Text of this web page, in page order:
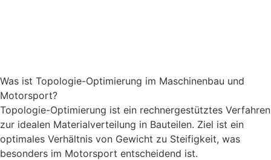
Was ist Topologie-Optimierung im Maschinenbau und
Motorsport?
Topologie-Optimierung ist ein rechnergestütztes Verfahren
zur idealen Materialverteilung in Bauteilen. Ziel ist ein
optimales Verhältnis von Gewicht zu Steifigkeit, was
besonders im Motorsport entscheidend ist.